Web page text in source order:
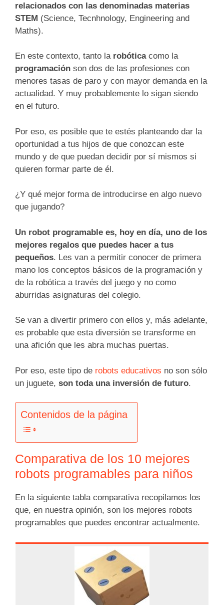
relacionados con las denominadas materias
STEM (Science, Tecnhnology, Engineering and
Maths).
En este contexto, tanto la robótica como la
programación son dos de las profesiones con
menores tasas de paro y con mayor demanda en la
actualidad. Y muy probablemente lo sigan siendo
en el futuro.
Por eso, es posible que te estés planteando dar la
oportunidad a tus hijos de que conozcan este
mundo y de que puedan decidir por sí mismos si
quieren formar parte de él.
¿Y qué mejor forma de introducirse en algo nuevo
que jugando?
Un robot programable es, hoy en día, uno de los
mejores regalos que puedes hacer a tus
pequeños. Les van a permitir conocer de primera
mano los conceptos básicos de la programación y
de la robótica a través del juego y no como
aburridas asignaturas del colegio.
Se van a divertir primero con ellos y, más adelante,
es probable que esta diversión se transforme en
una afición que les abra muchas puertas.
Por eso, este tipo de robots educativos no son sólo
un juguete, son toda una inversión de futuro.
Contenidos de la página
Comparativa de los 10 mejores
robots programables para niños
En la siguiente tabla comparativa recopilamos los
que, en nuestra opinión, son los mejores robots
programables que puedes encontrar actualmente.